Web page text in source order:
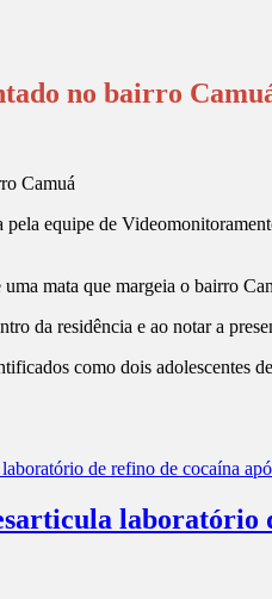
no bairro
equipe de
mata que margeia o bairro
da residência e ao notar a
como dois adolescentes
laboratório